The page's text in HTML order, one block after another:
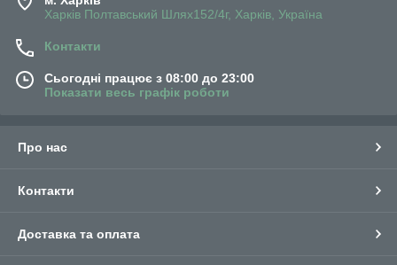
Харків Полтавський Шлях152/4г, Харків, Україна
Контакти
Сьогодні працює з 08:00 до 23:00
Показати весь графік роботи
Про нас
Контакти
Доставка та оплата